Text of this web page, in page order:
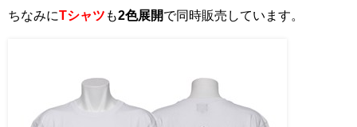
ちなみにTシャツ も2色展開で同時販売しています。